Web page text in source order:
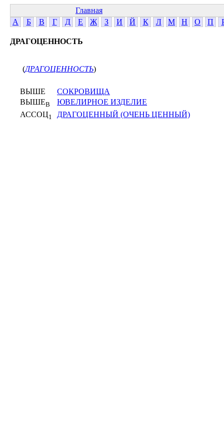
Главная
А
Б В Г Д Е Ж З И Й К Л М Н О П
ДРАГОЦЕННОСТЬ
(ДРАГОЦЕННОСТЬ)
ВЫШЕ
СОКРОВИЩА
ВЫШЕВ
ЮВЕЛИРНОЕ ИЗДЕЛИЕ
АССОЦ1 ДРАГОЦЕННЫЙ (ОЧЕНЬ ЦЕННЫЙ)